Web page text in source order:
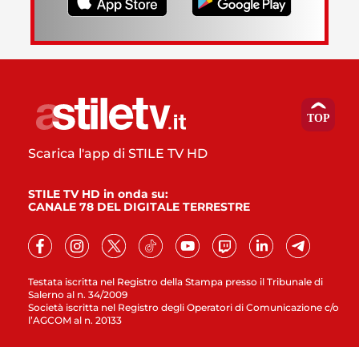
Testata iscritta nel Registro della Stampa presso il Tribunale di
Salerno al n. 34/2009
Società iscritta nel Registro degli Operatori di Comunicazione c/o
l’AGCOM al n. 20133
Scarica l'app di STILE TV HD
STILE TV HD in onda su:
CANALE 78 DEL DIGITALE TERRESTRE